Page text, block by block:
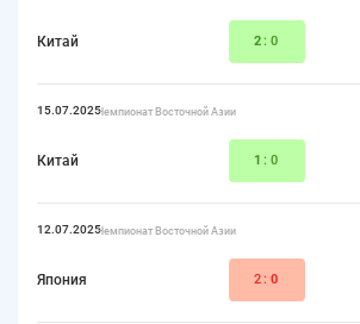
Китай 2:0
15.07.2025Чемпионат Восточной Азии
Китай 1:0
12.07.2025Чемпионат Восточной Азии
Япония 2: 0